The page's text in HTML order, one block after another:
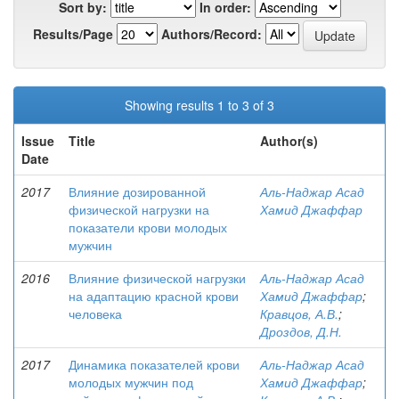
Sort by:
In order:
Results/Page
Authors/Record:
Showing results 1 to 3 of 3
Issue
Date
Title Author(s)
2017
Влияние дозированной
физической нагрузки на
показатели крови молодых
мужчин
Аль-Наджар Асад
Хамид Джаффар
2016
Влияние физической нагрузки
на адаптацию красной крови
человека
Аль-Наджар Асад
Хамид Джаффар;
Кравцов, А.В.;
Дроздов, Д.Н.
2017
Динамика показателей крови
молодых мужчин под
Аль-Наджар Асад
Хамид Джаффар;